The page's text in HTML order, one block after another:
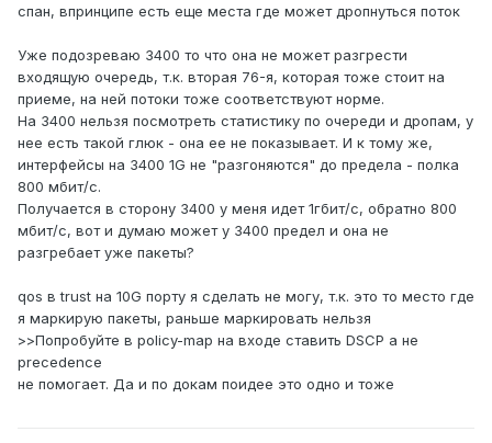
спан, впринципе есть еще места где может дропнуться поток
Уже подозреваю 3400 то что она не может разгрести
входящую очередь, т.к. вторая 76-я, которая тоже стоит на
приеме, на ней потоки тоже соответствуют норме.
На 3400 нельзя посмотреть статистику по очереди и дропам, у
нее есть такой глюк - она ее не показывает. И к тому же,
интерфейсы на 3400 1G не "разгоняются" до предела - полка
800 мбит/c.
Получается в сторону 3400 у меня идет 1гбит/c, обратно 800
мбит/c, вот и думаю может у 3400 предел и она не
разгребает уже пакеты?
qos в trust на 10G порту я сделать не могу, т.к. это то место где
я маркирую пакеты, раньше маркировать нельзя
>>Попробуйте в policy-map на входе ставить DSCP а не
precedence
не помогает. Да и по докам поидее это одно и тоже